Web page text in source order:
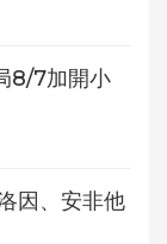
8/7加開小
因、安非他